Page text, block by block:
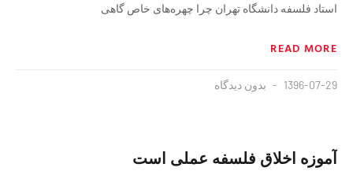
استاد فلسفه دانشگاه تهران چرا چهره‌های خاص گاهی
READ MORE
1396-07-29 بدون دیدگاه
آموزه اخلاق فلسفه عملی است